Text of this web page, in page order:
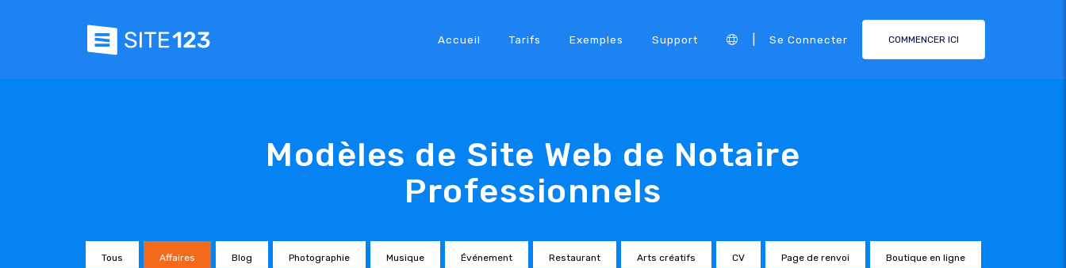
Accueil Tarifs Exemples Support Se Connecter COMMENCER ICI
Modèles de Site Web de Notaire
Professionnels
Tous Affaires Blog Photographie Musique Événement Restaurant Arts créatifs CV Page de renvoi Boutique en ligne